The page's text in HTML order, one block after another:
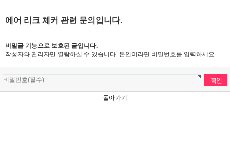
에어 리크 체커 관련 문의입니다.
비밀글 기능으로 보호된 글입니다.
작성자와 관리자만 열람하실 수 있습니다. 본인이라면 비밀번호를 입력하세요.
돌아가기